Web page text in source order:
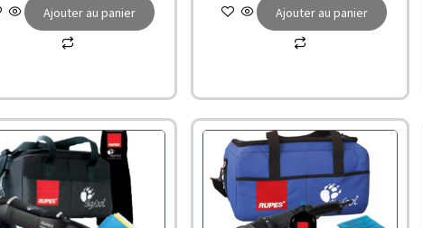
Ajouter au panier Ajouter au panier